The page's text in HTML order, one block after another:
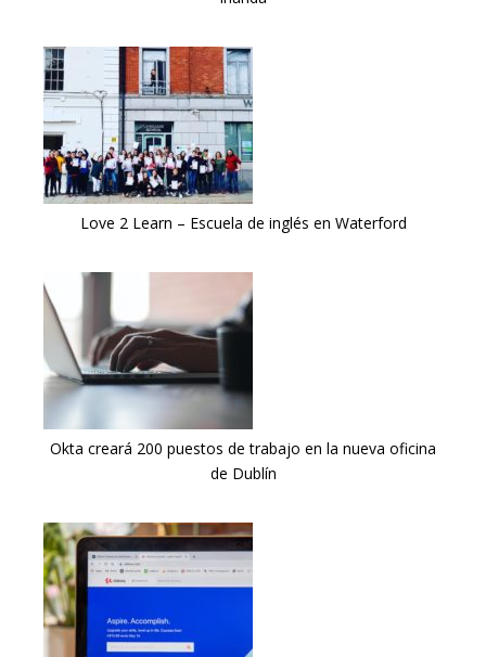
Love 2 Learn – Escuela de inglés en Waterford
Okta creará 200 puestos de trabajo en la nueva oficina
de Dublín